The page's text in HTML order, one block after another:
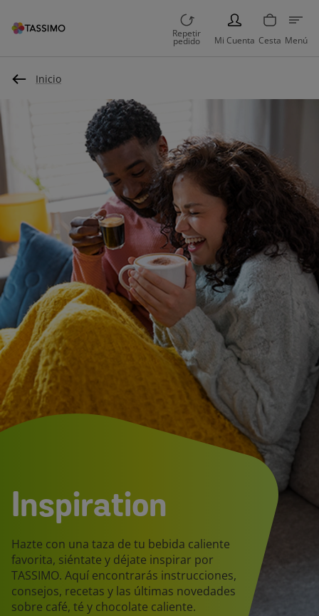
Repetir
pedido
PERSON
Mi Cuenta Cesta Menú
Inicio
Inspiration
Hazte con una taza de tu bebida caliente
favorita, siéntate y déjate inspirar por
TASSIMO. Aquí encontrarás instrucciones,
consejos, recetas y las últimas novedades
sobre café, té y chocolate caliente.